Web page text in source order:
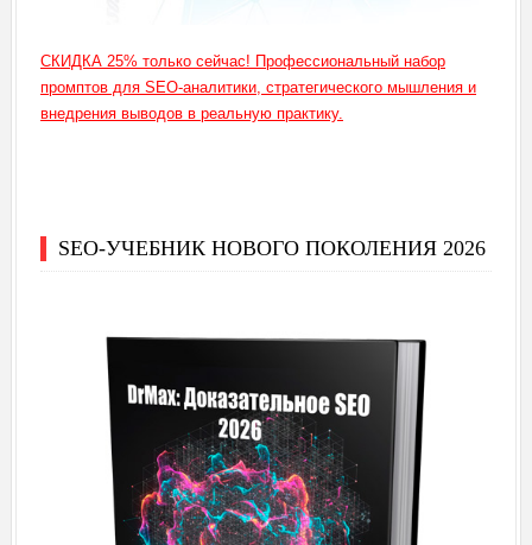
СКИДКА 25% только сейчас! Профессиональный набор
промптов для SEO-аналитики, стратегического мышления и
внедрения выводов в реальную практику.
SEO-УЧЕБНИК НОВОГО ПОКОЛЕНИЯ 2026